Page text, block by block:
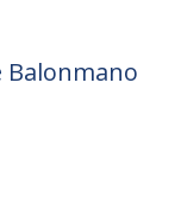
Balonmano